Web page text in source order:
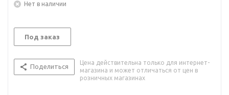
Нет в наличии
Под заказ
Поделиться
Цена действительна только для интернет-
магазина и может отличаться от цен в
розничных магазинах